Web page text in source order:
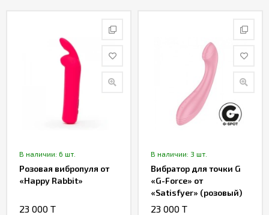
В наличии: 6 шт.
Розовая вибропуля от
«Happy Rabbit»
23 000 T
В наличии: 3 шт.
Вибратор для точки G
«G-Force» от
«Satisfyer» (розовый)
23 000 T